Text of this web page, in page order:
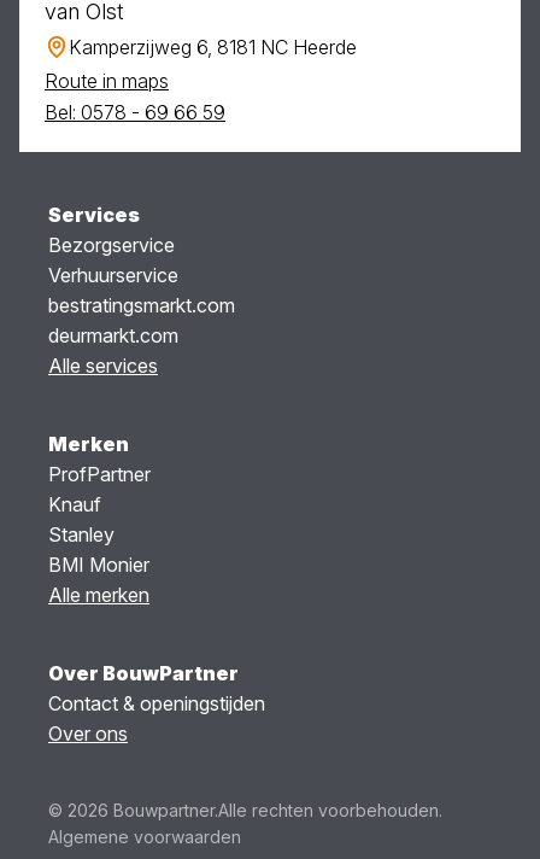
van Olst
Kamperzijweg 6, 8181 NC Heerde
Route in maps
Bel: 0578 - 69 66 59
Services
Bezorgservice
Verhuurservice
bestratingsmarkt.com
deurmarkt.com
Alle services
Merken
ProfPartner
Knauf
Stanley
BMI Monier
Alle merken
Over BouwPartner
Contact & openingstijden
Over ons
© 2026 Bouwpartner.Alle rechten voorbehouden.
Algemene voorwaarden